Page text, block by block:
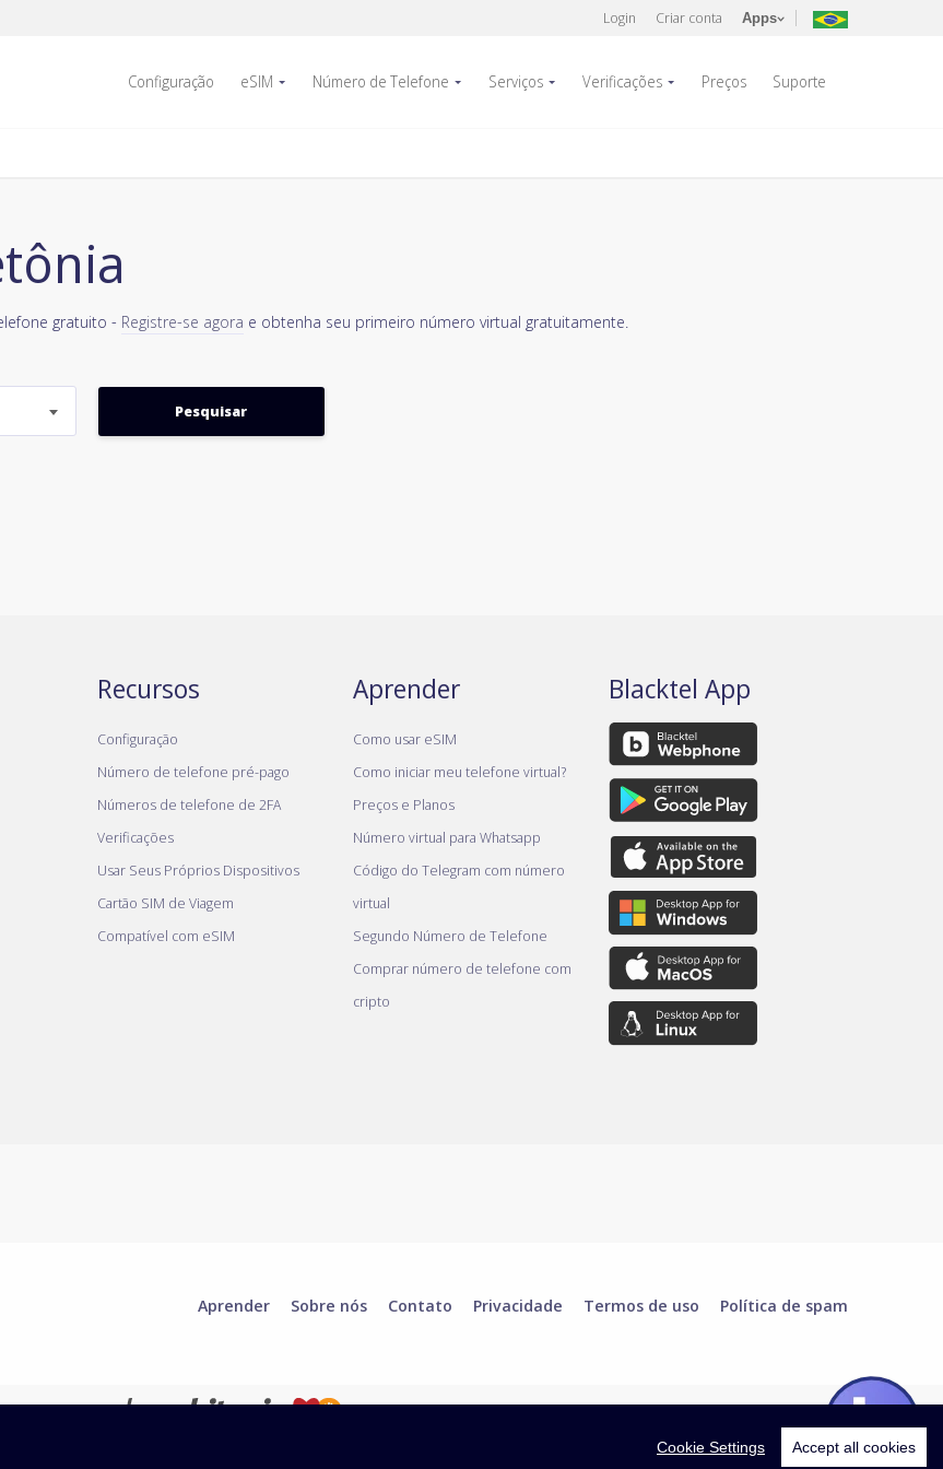
Login Criar conta Apps
Configuração eSIM Número de Telefone Serviços Verificações Preços Suporte
gratuito - Registre-se agora e obtenha seu primeiro número virtual gratuitamente.
Recursos
Configuração
Número de telefone pré-pago
Números de telefone de 2FA
Verificações
Usar Seus Próprios Dispositivos
Cartão SIM de Viagem
Compatível com eSIM
Aprender
Como usar eSIM
Como iniciar meu telefone virtual?
Preços e Planos
Número virtual para Whatsapp
Código do Telegram com número
virtual
Segundo Número de Telefone
Comprar número de telefone com
cripto
Blacktel App
Aprender Sobre nós Contato Privacidade Termos de uso Política de spam
Cookie Settings Accept all cookies